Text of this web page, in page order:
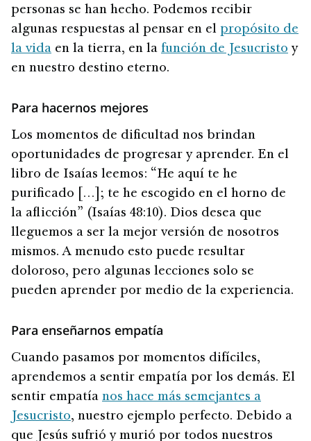
personas se han hecho. Podemos recibir
algunas respuestas al pensar en el propósito de
la vida en la tierra, en la función de Jesucristo y
en nuestro destino eterno.
Para hacernos mejores
Los momentos de dificultad nos brindan
oportunidades de progresar y aprender. En el
libro de Isaías leemos: “He aquí te he
purificado […]; te he escogido en el horno de
la aflicción” (Isaías 48:10). Dios desea que
lleguemos a ser la mejor versión de nosotros
mismos. A menudo esto puede resultar
doloroso, pero algunas lecciones solo se
pueden aprender por medio de la experiencia.
Para enseñarnos empatía
Cuando pasamos por momentos difíciles,
aprendemos a sentir empatía por los demás. El
sentir empatía nos hace más semejantes a
Jesucristo, nuestro ejemplo perfecto. Debido a
que Jesús sufrió y murió por todos nuestros